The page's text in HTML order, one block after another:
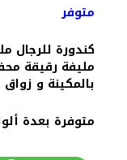
متوفر
كندورة للرجال
مليفة رقيقة
بالمكينة و زواق
متوفرة بعدة